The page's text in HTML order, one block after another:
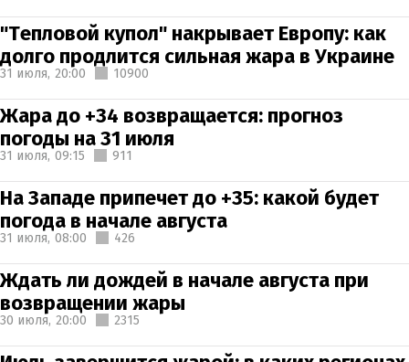
"Тепловой купол" накрывает Европу: как
долго продлится сильная жара в Украине
31 июля, 20:00 10900
Жара до +34 возвращается: прогноз
погоды на 31 июля
31 июля, 09:15 911
На Западе припечет до +35: какой будет
погода в начале августа
31 июля, 08:00 426
Ждать ли дождей в начале августа при
возвращении жары
30 июля, 20:00 2315